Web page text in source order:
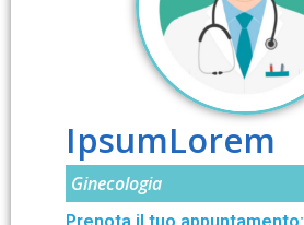
IpsumLorem
Ginecologia